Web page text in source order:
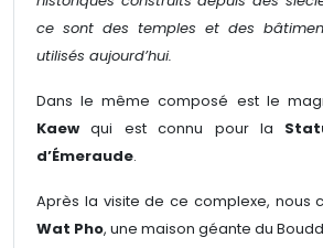
ce sont des temples et des
utilisés aujourd’hui.
Dans le même composé est le
Kaewqui est connu pour la
d’Émeraude.
Après la visite de ce complexe, nous
Wat Pho, une maison géante du